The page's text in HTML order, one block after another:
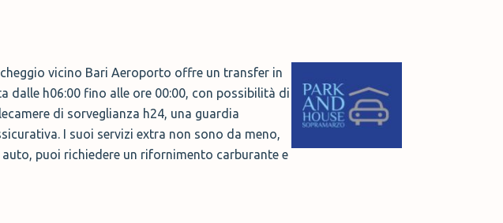
vicino Bari Aeroporto offre un transfer in
dalle h06:00 fino alle ore 00:00, con possibilità di
di sorveglianza h24, una guardia
I suoi servizi extra non sono da meno,
puoi richiedere un rifornimento carburante e